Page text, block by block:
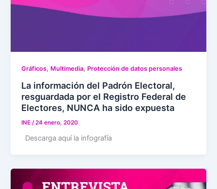
Gráficos, Multimedia, Protección de datos personales
La información del Padrón Electoral,
resguardada por el Registro Federal de
Electores, NUNCA ha sido expuesta
INE /24 enero, 2020
Descarga aquí la infografía